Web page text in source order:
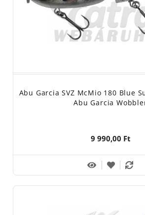
Abu Garcia SVZ McMio 180 Blue
Abu Garcia
9 990,00 Ft